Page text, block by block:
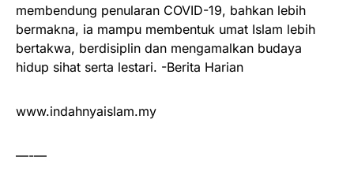
membendung penularan COVID-19, bahkan lebih
bermakna, ia mampu membentuk umat Islam lebih
bertakwa, berdisiplin dan mengamalkan budaya
hidup sihat serta lestari. -Berita Harian
www.indahnyaislam.my
—-—